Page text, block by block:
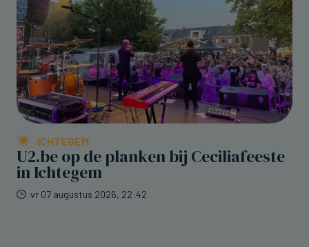
ICHTEGEM
U2.be op de planken bij Ceciliafeeste
in Ichtegem
vr 07 augustus 2026, 22:42